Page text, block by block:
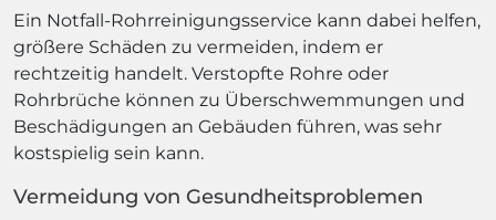
Ein Notfall-Rohrreinigungsservice kann dabei helfen,
größere Schäden zu vermeiden, indem er
rechtzeitig handelt. Verstopfte Rohre oder
Rohrbrüche können zu Überschwemmungen und
Beschädigungen an Gebäuden führen, was sehr
kostspielig sein kann.
Vermeidung von Gesundheitsproblemen